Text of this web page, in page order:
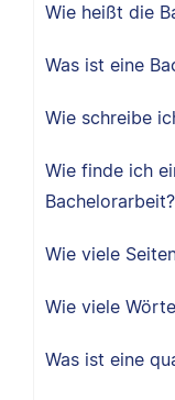
Wie heißt die
Was ist eine
Wie schreibe
Wie finde ich
Bachelorarbeit?
Wie viele
Wie viele
Was ist eine